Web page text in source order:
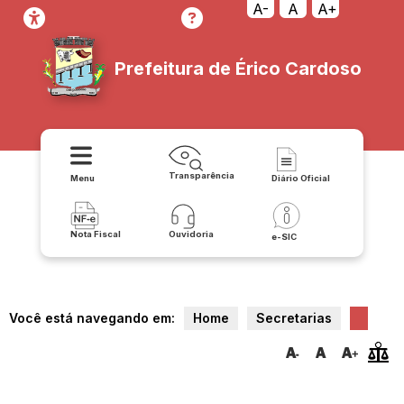
A- A A+
Prefeitura de Érico Cardoso
Menu Transparência Diário Oficial
Nota Fiscal Ouvidoria e-SIC
Você está navegando em: Home Secretarias